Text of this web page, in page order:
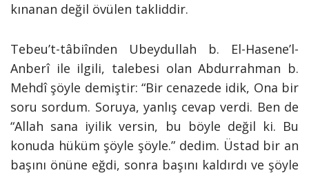
kınanan değil övülen takliddir.
Tebeu’t-tâbiînden Ubeydullah b. El-Hasene’l-
Anberî ile ilgili, talebesi olan Abdurrahman b.
Mehdî şöyle demiştir: “Bir cenazede idik, Ona bir
soru sordum. Soruya, yanlış cevap verdi. Ben de
“Allah sana iyilik versin, bu böyle değil ki. Bu
konuda hüküm şöyle şöyle.” dedim. Üstad bir an
başını önüne eğdi, sonra başını kaldırdı ve şöyle